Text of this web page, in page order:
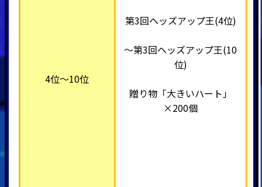
4位～10位
第3回ヘッズアップ王(4位)
～第3回ヘッズアップ王(10
位)
贈り物「大きいハート」
×200個